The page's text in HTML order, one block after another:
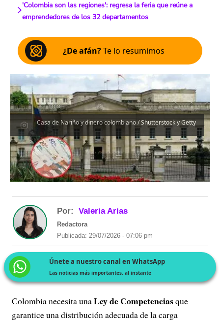
'Colombia son las regiones': regresa la feria que reúne a
emprendedores de los 32 departamentos
¿De afán?Te lo resumimos
Casa de Nariño y dinero colombiano / Shutterstock y Getty
Por: Valeria Arias
Redactora
Publicada: 29/07/2026 - 07:06 pm
Únete a nuestro canal en WhatsApp
Las noticias más importantes, al instante
Colombia necesita unaLey de Competenciasque
garantice una distribución adecuada de la carga